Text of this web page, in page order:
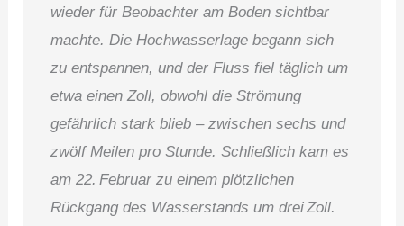
wieder für Beobachter am Boden sichtbar
machte. Die Hochwasserlage begann sich
zu entspannen, und der Fluss fiel täglich um
etwa einen Zoll, obwohl die Strömung
gefährlich stark blieb – zwischen sechs und
zwölf Meilen pro Stunde. Schließlich kam es
am 22. Februar zu einem plötzlichen
Rückgang des Wasserstands um drei Zoll.